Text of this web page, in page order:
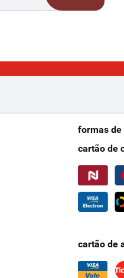
formas de
cartão de
cartão de